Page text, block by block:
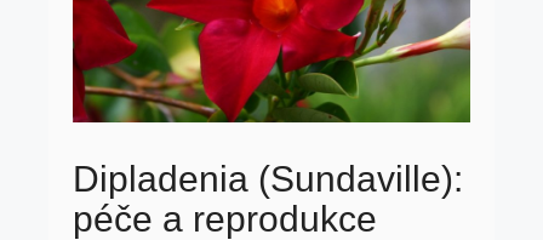
Dipladenia (Sundaville):
péče a reprodukce